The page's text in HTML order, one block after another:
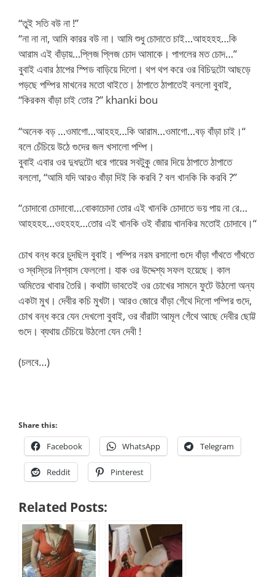
“তুই সতি বউ না !”
“না না না, আমি কারর বউ না। আমি শুধু চোদাতে চাই…আহহহহ…কি
আরাম এই বাঁড়ায়…প্লিজ প্লিজ চোদ আমাকে। পাগলের মত চোদ…”
বুবাই এবার ঠাপের স্পিড বাড়িয়ে দিলো। থপ থপ করে ওর বিচিদুটো আছড়ে
পড়ছে পম্পির মাখনের মতো থাইতে। ঠাপাতে ঠাপাতেই বললো বুবাই,
“কিরকম বাঁড়া চাই তোর ?” khanki bou
“অনেক বড় …ওমাগো…আহহহ…কি আরাম…ওমাগো…বড় বাঁড়া চাই।“
বলে চেঁচিয়ে উঠে গুদের জল খসালো পম্পি।
বুবাই এবার ওর দুধদুটো ধরে গায়ের সবটুকু জোর দিয়ে ঠাপাতে ঠাপাতে
বললো, “আমি যদি আরও বাঁড়া দিই কি করবি ? বল খানকি কি করবি ?”
“চোদাবো চোদাবো…বোকাচোদা তোর এই খানকি চোদাতে ভয় পায় না রে…
আহহহহ…ওহহহহ…তোর এই খানকি ওই বাঁরায় খানকির মতোই চোদাবে।“
চোখ বন্ধ করে চুদছিল বুবাই। পম্পির নরম রসালো গুদে বাঁড়া গাঁথতে গাঁথতে
ও স্বস্তির নিশ্বাস ফেললো। যাক ওর উদ্দেশ্য সফল হয়েছে। কাল
অমিতের খাবার তৈরি। কথাটা ভাবতেই ওর চোখের সামনে ফুটে উঠলো অন্য
একটা মুখ। দেবীর কচি মুখটা। আরও জোরে বাঁড়া গেঁথে দিলো পম্পির গুদে,
চোখ বন্ধ করে যেন দেখলো বুবাই, ওর বাঁরাটা আমূল গেঁথে আছে দেবীর ছোট্ট
গুদে। ব্যথায় চেঁচিয়ে উঠলো যেন দেবী !
(চলবে…)
Share this:
Facebook WhatsApp Telegram
Reddit Pinterest
Related Posts: